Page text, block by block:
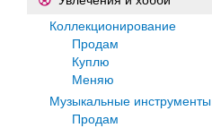
Коллекционирование
Продам
Куплю
Меняю
Музыкальные инструменты
Продам